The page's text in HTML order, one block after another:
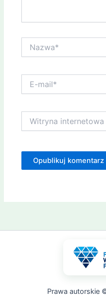
mail*
internetowa
Prawa autorskie